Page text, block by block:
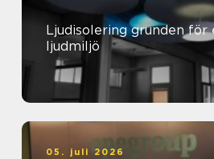
Ljudisolering grunden för en hållbar
ljudmiljö
05. juli 2026